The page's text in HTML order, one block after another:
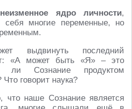
ядро личности,
себя многие переменные, но
выдвинуть последний
«А может быть «Я» – это
ли Сознание продуктом
говорит наука?
что наше Сознание является